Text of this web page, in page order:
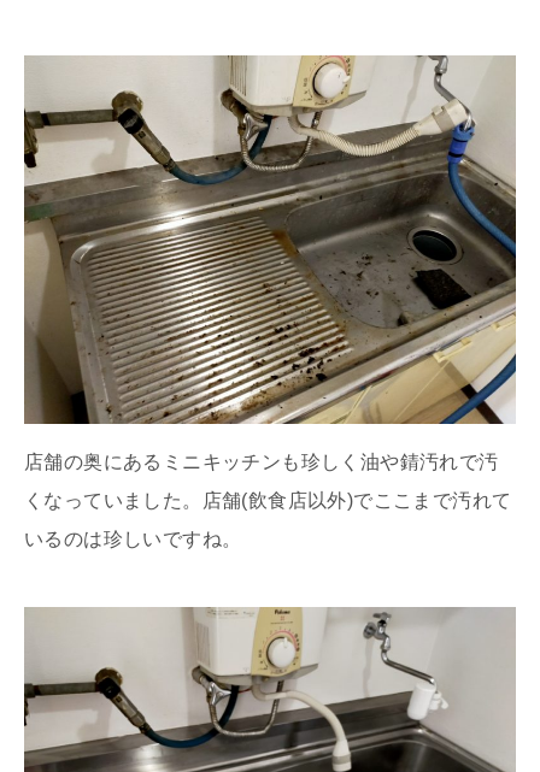
店舗の奥にあるミニキッチンも珍しく油や錆汚れで汚
くなっていました。店舗(飲食店以外)でここまで汚れて
いるのは珍しいですね。